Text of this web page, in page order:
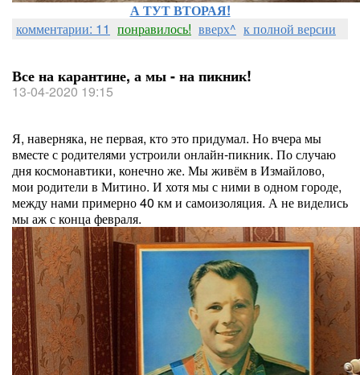
А ТУТ ВТОРАЯ!
комментарии: 11 понравилось! вверх^ к полной версии
Все на карантине, а мы - на пикник!
13-04-2020 19:15
Я, наверняка, не первая, кто это придумал. Но вчера мы
вместе с родителями устроили онлайн-пикник. По случаю
дня космонавтики, конечно же. Мы живём в Измайлово,
мои родители в Митино. И хотя мы с ними в одном городе,
между нами примерно 40 км и самоизоляция. А не виделись
мы аж с конца февраля.